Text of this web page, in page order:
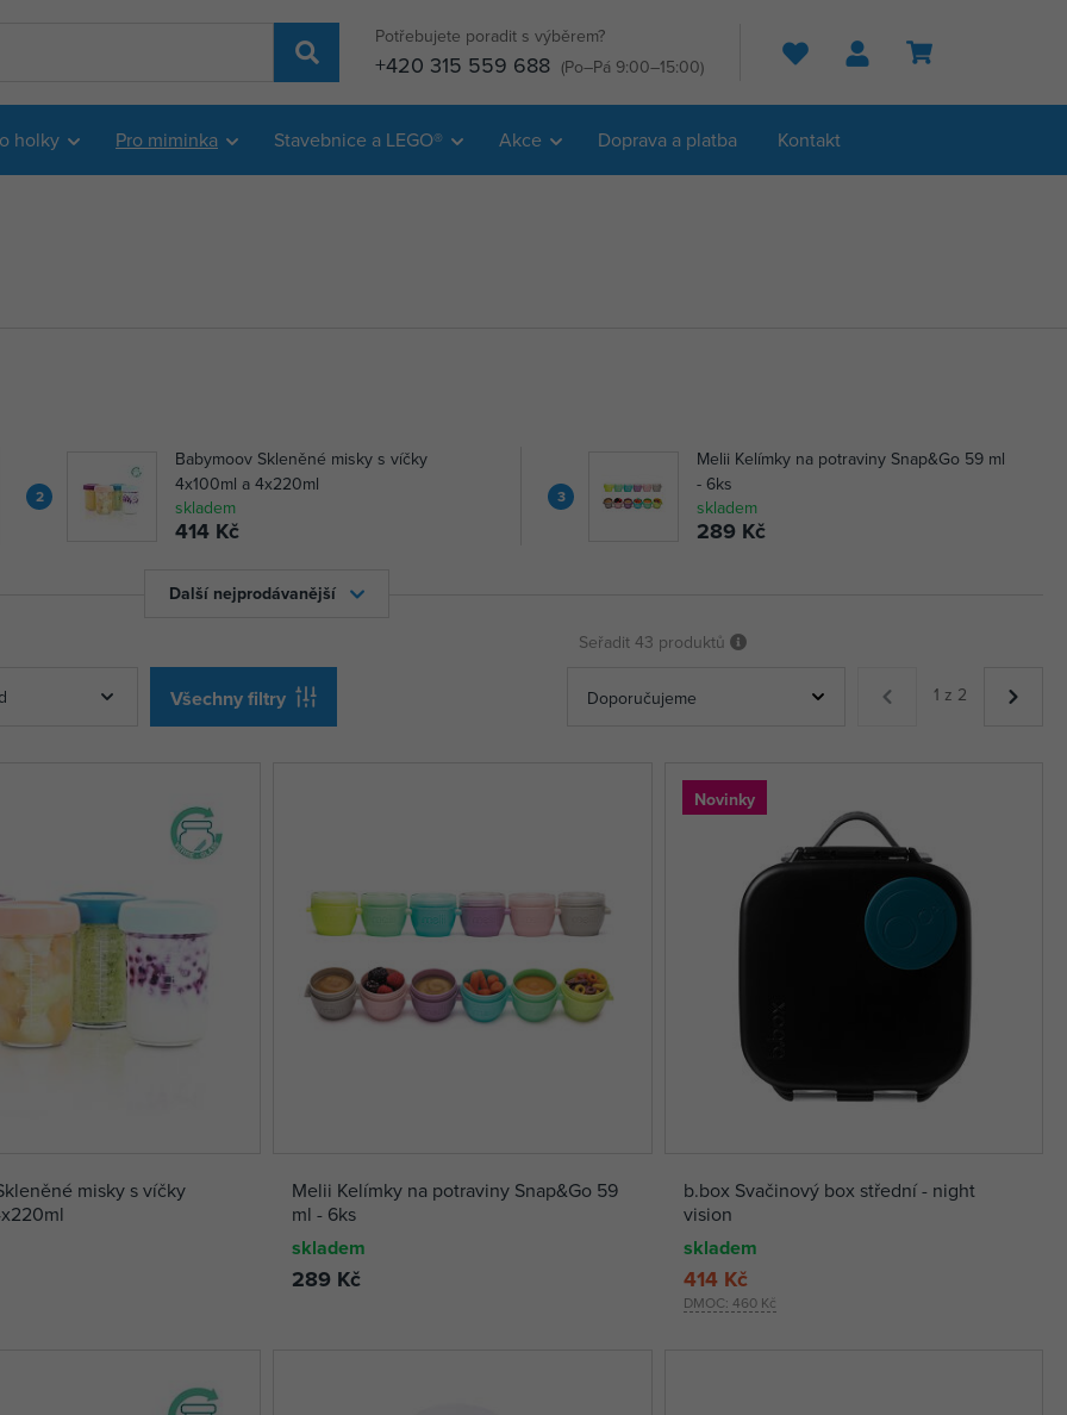
Potřebujete poradit s výběrem?
+420 315 559 688 (Po–Pá 9:00–15:00) Hledat
holky Pro miminka Stavebnice a LEGO® Akce Doprava a platba Kontakt
2
Babymoov Skleněné misky s víčky
4x100ml a 4x220ml
skladem
414 Kč
3
Melii Kelímky na potraviny Snap&Go 59 ml
- 6ks
skladem
289 Kč
Další nejprodávanější
Všechny filtry
Seřadit 43 produktů
1 z 2
misky s víčky
Melii Kelímky na potraviny Snap&Go 59
ml - 6ks
skladem
289 Kč
Novinky
b.box Svačinový box střední - night
vision
skladem
DMOC: 460 Kč
414 Kč